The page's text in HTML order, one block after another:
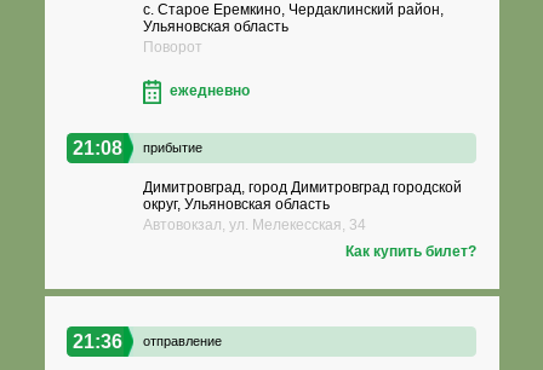
с. Старое Еремкино, Чердаклинский район,
Ульяновская область
Поворот
ежедневно
21:08 прибытие
Димитровград, город Димитровград городской
округ, Ульяновская область
Автовокзал, ул. Мелекесская, 34
Как купить билет?
21:36 отправление